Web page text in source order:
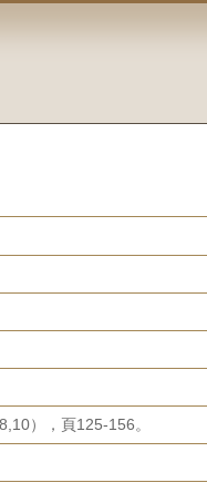
），頁125-156。